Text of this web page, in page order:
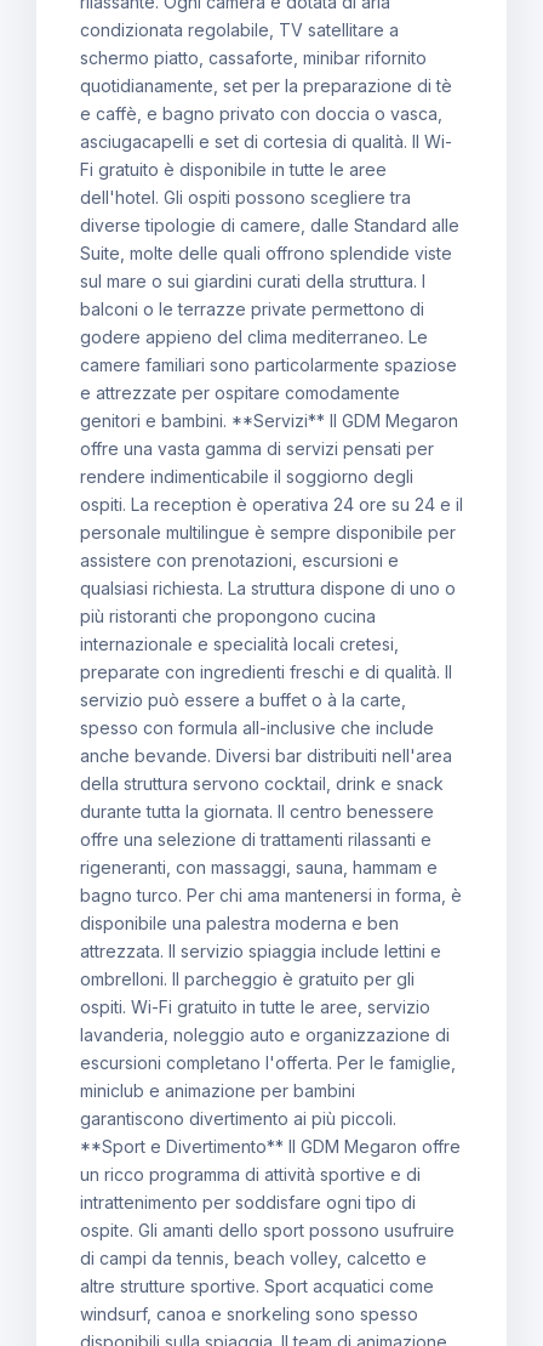
condizionata regolabile, TV satellitare a
schermo piatto, cassaforte, minibar rifornito
quotidianamente, set per la preparazione di tè
e caffè, e bagno privato con doccia o vasca,
asciugacapelli e set di cortesia di qualità. Il Wi-
Fi gratuito è disponibile in tutte le aree
dell'hotel. Gli ospiti possono scegliere tra
diverse tipologie di camere, dalle Standard alle
Suite, molte delle quali offrono splendide viste
sul mare o sui giardini curati della struttura. I
balconi o le terrazze private permettono di
godere appieno del clima mediterraneo. Le
camere familiari sono particolarmente spaziose
e attrezzate per ospitare comodamente
genitori e bambini. **Servizi** Il GDM Megaron
offre una vasta gamma di servizi pensati per
rendere indimenticabile il soggiorno degli
ospiti. La reception è operativa 24 ore su 24 e il
personale multilingue è sempre disponibile per
assistere con prenotazioni, escursioni e
qualsiasi richiesta. La struttura dispone di uno o
più ristoranti che propongono cucina
internazionale e specialità locali cretesi,
preparate con ingredienti freschi e di qualità. Il
servizio può essere a buffet o à la carte,
spesso con formula all-inclusive che include
anche bevande. Diversi bar distribuiti nell'area
della struttura servono cocktail, drink e snack
durante tutta la giornata. Il centro benessere
offre una selezione di trattamenti rilassanti e
rigeneranti, con massaggi, sauna, hammam e
bagno turco. Per chi ama mantenersi in forma, è
disponibile una palestra moderna e ben
attrezzata. Il servizio spiaggia include lettini e
ombrelloni. Il parcheggio è gratuito per gli
ospiti. Wi-Fi gratuito in tutte le aree, servizio
lavanderia, noleggio auto e organizzazione di
escursioni completano l'offerta. Per le famiglie,
miniclub e animazione per bambini
garantiscono divertimento ai più piccoli.
**Sport e Divertimento** Il GDM Megaron offre
un ricco programma di attività sportive e di
intrattenimento per soddisfare ogni tipo di
ospite. Gli amanti dello sport possono usufruire
di campi da tennis, beach volley, calcetto e
altre strutture sportive. Sport acquatici come
windsurf, canoa e snorkeling sono spesso
disponibili sulla spiaggia. Il team di animazione